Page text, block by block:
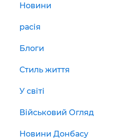
Новини
расія
Блоги
Стиль життя
У світі
Військовий Огляд
Новини Донбасу